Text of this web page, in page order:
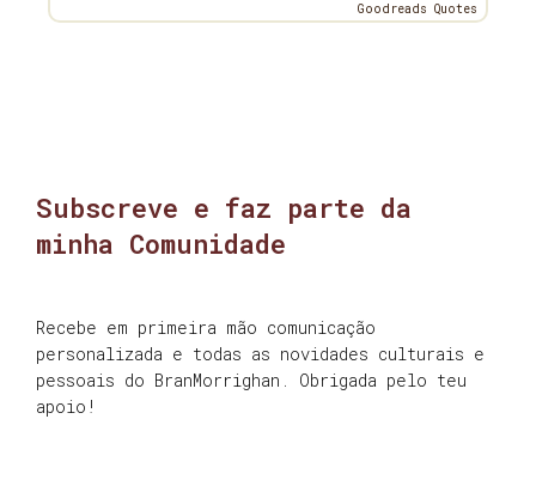
Goodreads Quotes
Subscreve e faz parte da
minha Comunidade
Recebe em primeira mão comunicação
personalizada e todas as novidades culturais e
pessoais do BranMorrighan. Obrigada pelo teu
apoio!